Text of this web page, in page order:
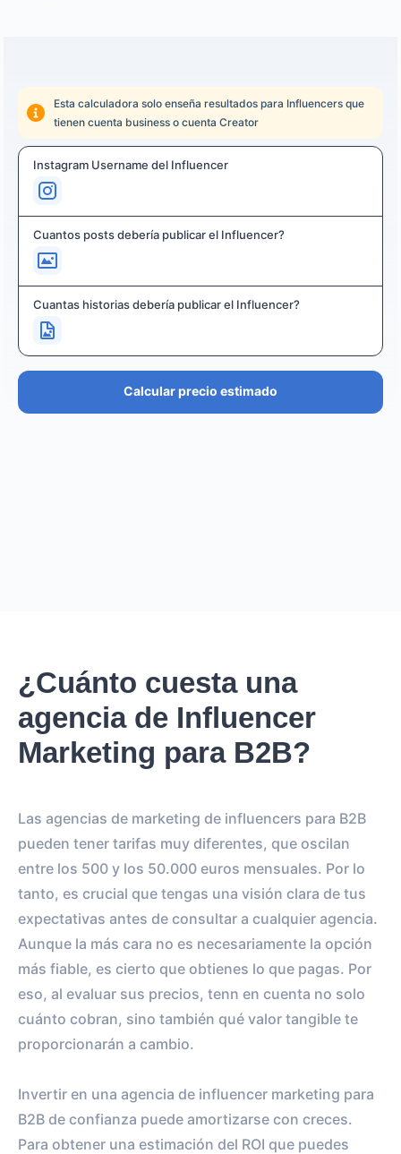
Esta calculadora solo enseña resultados para Influencers que
tienen cuenta business o cuenta Creator
Instagram Username del Influencer
Cuantos posts debería publicar el Influencer?
Cuantas historias debería publicar el Influencer?
Calcular precio estimado
0
IMPRESIONES POR LA
HISTORIA
0
SEGUIDORES
REACH ESTIMADO
0% vs.
ENGAGEMENT RATE
POST
0
TOTAL INTERACTIONS
¿Cuánto cuesta una
agencia de Influencer
Marketing para B2B?
Las agencias de marketing de influencers para B2B
pueden tener tarifas muy diferentes, que oscilan
entre los 500 y los 50.000 euros mensuales. Por lo
tanto, es crucial que tengas una visión clara de tus
expectativas antes de consultar a cualquier agencia.
Aunque la más cara no es necesariamente la opción
más fiable, es cierto que obtienes lo que pagas. Por
eso, al evaluar sus precios, tenn en cuenta no solo
cuánto cobran, sino también qué valor tangible te
proporcionarán a cambio.
Invertir en una agencia de influencer marketing para
B2B de confianza puede amortizarse con creces.
Para obtener una estimación del ROI que puedes